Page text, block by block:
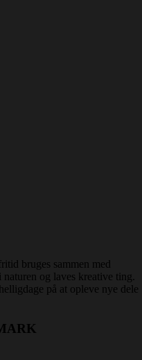
bruges sammen med
og laves kreative ting.
på at opleve nye dele